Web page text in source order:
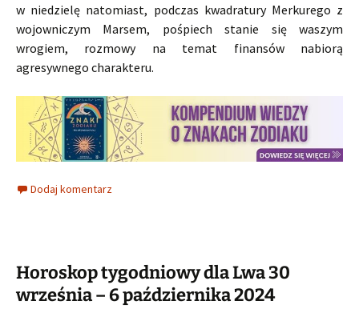
w niedzielę natomiast, podczas kwadratury Merkurego z
wojowniczym Marsem, pośpiech stanie się waszym
wrogiem, rozmowy na temat finansów nabiorą
agresywnego charakteru.
Dodaj komentarz
Horoskop tygodniowy dla Lwa 30
września – 6 października 2024